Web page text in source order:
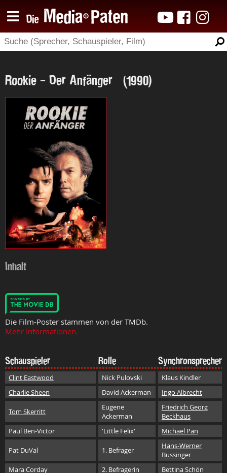
Rookie - Der Anfänger (1990)
Inhalt
Die Film-Poster stammen von der TMDb.
Mehr Informationen.
Schauspieler Rolle Synchronsprecher
Clint Eastwood Nick Pulovski
Klaus Kindler
Charlie Sheen
David Ackerman Ingo Albrecht
Tom Skerritt
Eugene
Ackerman
Friedrich Georg
Beckhaus
Paul Ben-Victor
'Little Felix' Michael Pan
Pat DuVal 1. Befrager
Hans-Werner
Bussinger
Mara Corday
2. Befragerin
Bettina Schön